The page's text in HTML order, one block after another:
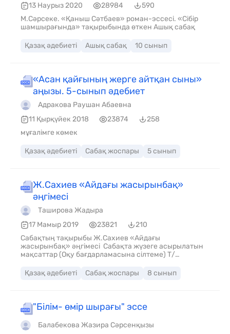
13 Наурыз 2020
28984
590
М.Сәрсеке. «Қаныш Сәтбаев» роман-эссесі. «Сібір
шамшырағында» тақырыбында өткен Ашық сабақ
Қазақ әдебиеті Ашық сабақ 10 сынып
«Асан қайғының жерге айтқан сыны»
аңызы. 5-сынып әдебиет
Адракова Раушан Абаевна
11 Қырқүйек 2018
23874
258
мұғалімге көмек
Қазақ әдебиеті Сабақ жоспары 5 сынып
Ж.Сахиев «Айдағы жасырынбақ»
әңгімесі
Таширова Жадыра
17 Мамыр 2019
23821
210
Сабақтың тақырыбы Ж.Сахиев «Айдағы
жасырынбақ» әңгімесі Сабақта жүзеге асырылатын
мақсаттар (Оқу бағдарламасына сілтеме) Т/
мақсаты 1.Шығарма мазмұнын түсінеді. 2.Әдеби
шығарманың жанрына байланысты сюжеттік
жасырынбақ» әңгімесінің жанрына байланысты
сюжеттік желілерін анықтайды
Қазақ әдебиеті Сабақ жоспары 8 сынып
"Білім- өмір шырағы" эссе
Балабекова Жазира Сәрсенқызы